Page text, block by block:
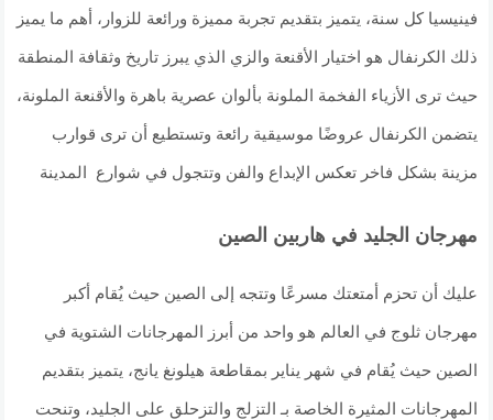
فينيسيا كل سنة، يتميز بتقديم تجربة مميزة ورائعة للزوار، أهم ما يميز
ذلك الكرنفال هو اختيار الأقنعة والزي الذي يبرز تاريخ وثقافة المنطقة
حيث ترى الأزياء الفخمة الملونة بألوان عصرية باهرة والأقنعة الملونة،
يتضمن الكرنفال عروضًا موسيقية رائعة وتستطيع أن ترى قوارب
مزينة بشكل فاخر تعكس الإبداع والفن وتتجول في شوارع المدينة
مهرجان الجليد في هاربين الصين
عليك أن تحزم أمتعتك مسرعًا وتتجه إلى الصين حيث يُقام أكبر
مهرجان ثلوج في العالم هو واحد من أبرز المهرجانات الشتوية في
الصين حيث يُقام في شهر يناير بمقاطعة هيلونغ يانج، يتميز بتقديم
المهرجانات المثيرة الخاصة بـ التزلج والتزحلق على الجليد، وتنحت